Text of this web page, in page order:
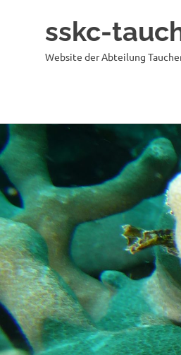
Zum
Inhalt
springen
sskc-
Website der Abteilung